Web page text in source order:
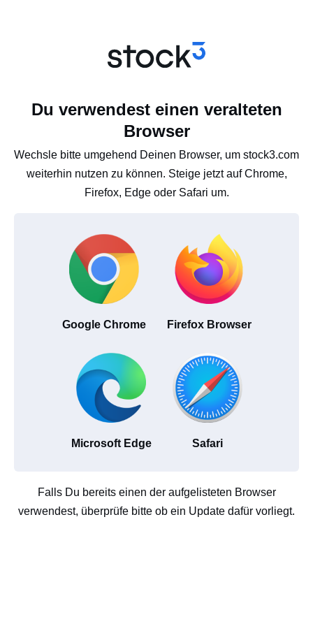
Du verwendest einen veralteten
Browser
Wechsle bitte umgehend Deinen Browser, um stock3.com
weiterhin nutzen zu können. Steige jetzt auf Chrome,
Firefox, Edge oder Safari um.
Google Chrome Firefox Browser
Microsoft Edge Safari
Falls Du bereits einen der aufgelisteten Browser
verwendest, überprüfe bitte ob ein Update dafür vorliegt.